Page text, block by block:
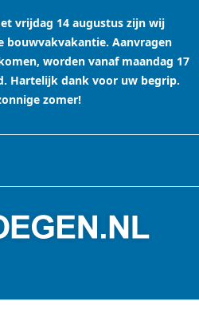
vrijdag 14 augustus zijn wij
bouwvakvakantie. Aanvragen
worden vanaf maandag 17
Hartelijk dank voor uw begrip.
zomer!